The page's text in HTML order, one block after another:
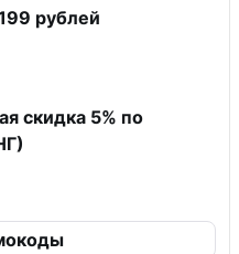
рублей
скидка 5% по